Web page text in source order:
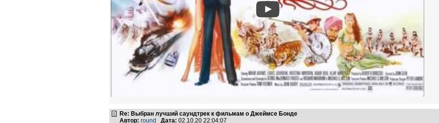
Re: Выбран лучший саундтрек к фильмам о Джеймсе Бонде
Автор: round Дата: 02.10.20 22:04:07